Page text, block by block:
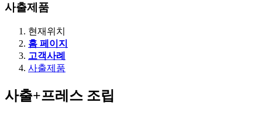
사출제품
현재위치
홈 페이지
고객사례
사출제품
사출+프레스 조립